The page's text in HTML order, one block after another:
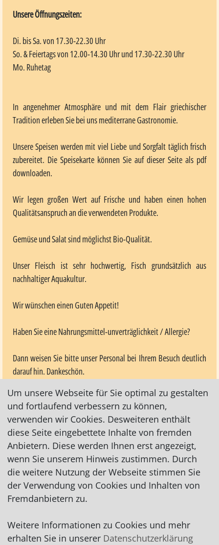
Unsere Öffnungszeiten:
Di. bis Sa. von 17.30-22.30 Uhr
So. & Feiertags von 12.00-14.30 Uhr und 17.30-22.30 Uhr
Mo. Ruhetag
In angenehmer Atmosphäre und mit dem Flair griechischer
Tradition erleben Sie bei uns mediterrane Gastronomie.
Unsere Speisen werden mit viel Liebe und Sorgfalt täglich frisch
zubereitet. Die Speisekarte können Sie auf dieser Seite als pdf
downloaden.
Wir legen großen Wert auf Frische und haben einen hohen
Qualitätsanspruch an die verwendeten Produkte.
Gemüse und Salat sind möglichst Bio-Qualität.
Unser Fleisch ist sehr hochwertig, Fisch grundsätzlich aus
nachhaltiger Aquakultur.
Wir wünschen einen Guten Appetit!
Haben Sie eine Nahrungsmittel-unverträglichkeit / Allergie?
Dann weisen Sie bitte unser Personal bei Ihrem Besuch deutlich
darauf hin. Dankeschön.
Reservieren Sie noch heute (gerne auch per WhatsApp unter
01520/7893243) und lassen Sie sich von der mediterranen
Atmosphäre und den köstlichen Aromen verführen.
Wir freuen uns auf Ihren Besuch im "Agioneri" - Ihrem Stück
Griechenland in Bremen!
Karte nur sichtbar, wenn Cookies erlaubt!
Impressum |Datenschutz |AGB
Um unsere Webseite für Sie optimal zu gestalten
und fortlaufend verbessern zu können,
verwenden wir Cookies. Desweiteren enthält
diese Seite eingebettete Inhalte von fremden
Anbietern. Diese werden Ihnen erst angezeigt,
wenn Sie unserem Hinweis zustimmen. Durch
die weitere Nutzung der Webseite stimmen Sie
der Verwendung von Cookies und Inhalten von
Fremdanbietern zu.
Weitere Informationen zu Cookies und mehr
erhalten Sie in unserer Datenschutzerklärung